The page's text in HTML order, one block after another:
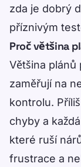
zda je dobrý
příznivým
Proč většina
Většina plánů
zaměřují na
kontrolu.
chyby a
které ruší
frustrace a